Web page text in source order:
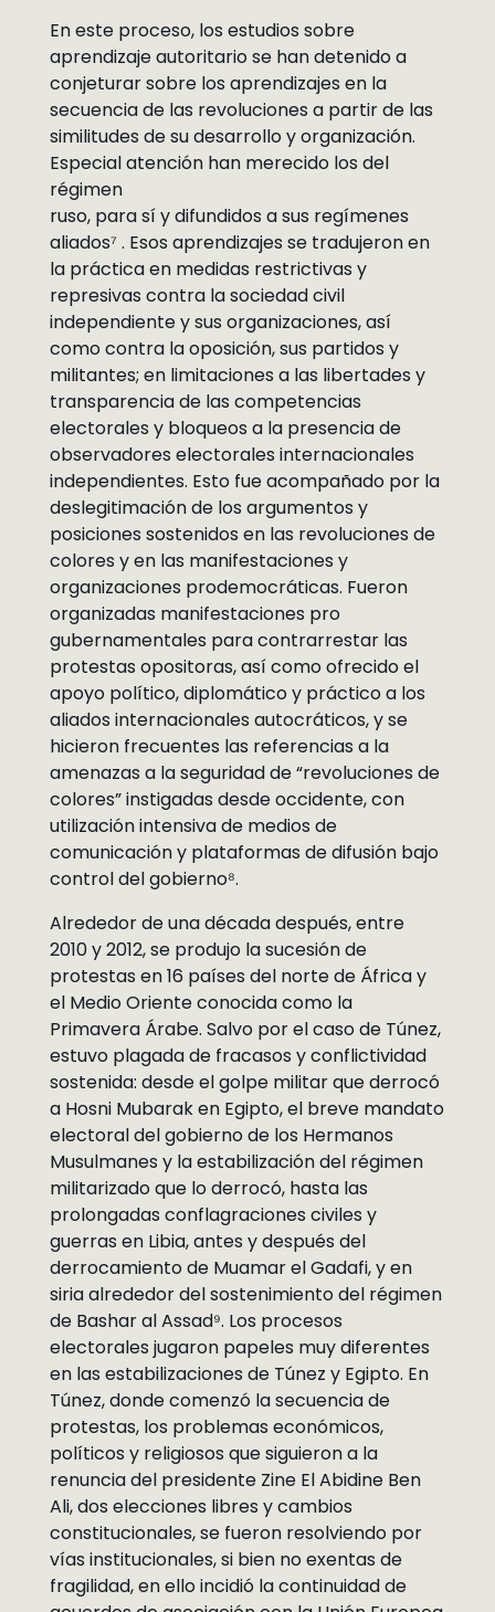
En este proceso, los estudios sobre
aprendizaje autoritario se han detenido a
conjeturar sobre los aprendizajes en la
secuencia de las revoluciones a partir de las
similitudes de su desarrollo y organización.
Especial atención han merecido los del
régimen
ruso, para sí y difundidos a sus regímenes
aliados⁷ . Esos aprendizajes se tradujeron en
la práctica en medidas restrictivas y
represivas contra la sociedad civil
independiente y sus organizaciones, así
como contra la oposición, sus partidos y
militantes; en limitaciones a las libertades y
transparencia de las competencias
electorales y bloqueos a la presencia de
observadores electorales internacionales
independientes. Esto fue acompañado por la
deslegitimación de los argumentos y
posiciones sostenidos en las revoluciones de
colores y en las manifestaciones y
organizaciones prodemocráticas. Fueron
organizadas manifestaciones pro
gubernamentales para contrarrestar las
protestas opositoras, así como ofrecido el
apoyo político, diplomático y práctico a los
aliados internacionales autocráticos, y se
hicieron frecuentes las referencias a la
amenazas a la seguridad de “revoluciones de
colores” instigadas desde occidente, con
utilización intensiva de medios de
comunicación y plataformas de difusión bajo
control del gobierno⁸.
Alrededor de una década después, entre
2010 y 2012, se produjo la sucesión de
protestas en 16 países del norte de África y
el Medio Oriente conocida como la
Primavera Árabe. Salvo por el caso de Túnez,
estuvo plagada de fracasos y conflictividad
sostenida: desde el golpe militar que derrocó
a Hosni Mubarak en Egipto, el breve mandato
electoral del gobierno de los Hermanos
Musulmanes y la estabilización del régimen
militarizado que lo derrocó, hasta las
prolongadas conflagraciones civiles y
guerras en Libia, antes y después del
derrocamiento de Muamar el Gadafi, y en
siria alrededor del sostenimiento del régimen
de Bashar al Assad⁹. Los procesos
electorales jugaron papeles muy diferentes
en las estabilizaciones de Túnez y Egipto. En
Túnez, donde comenzó la secuencia de
protestas, los problemas económicos,
políticos y religiosos que siguieron a la
renuncia del presidente Zine El Abidine Ben
Ali, dos elecciones libres y cambios
constitucionales, se fueron resolviendo por
vías institucionales, si bien no exentas de
fragilidad, en ello incidió la continuidad de